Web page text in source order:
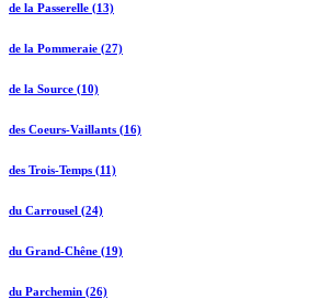
de la Passerelle (13)
de la Pommeraie (27)
de la Source (10)
des Coeurs-Vaillants (16)
des Trois-Temps (11)
du Carrousel (24)
du Grand-Chêne (19)
du Parchemin (26)